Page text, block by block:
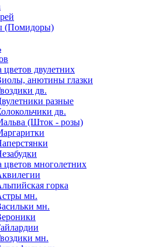
(Помидоры)
цветов двулетних
анютины глазки
дв.
разные
дв.
(Шток - розы)
цветов многолетних
горка
мн.
мн.
мн.